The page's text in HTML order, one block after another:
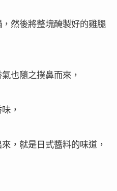
然後將整塊醃製好的雞腿
也隨之撲鼻而來，
，
，就是日式醬料的味道，